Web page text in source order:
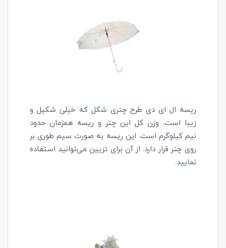
ریسه ال ای دی طرح چتری شکل که خیلی شکیل و
زیبا است. وزن کل این چتر و ریسه همزمان حدود
نیم کیلوگرم است. این ریسه به صورت سیم طوری بر
روی چتر قرار دارد. از آن برای تزیین می‌توانید استفاده
نمایید.